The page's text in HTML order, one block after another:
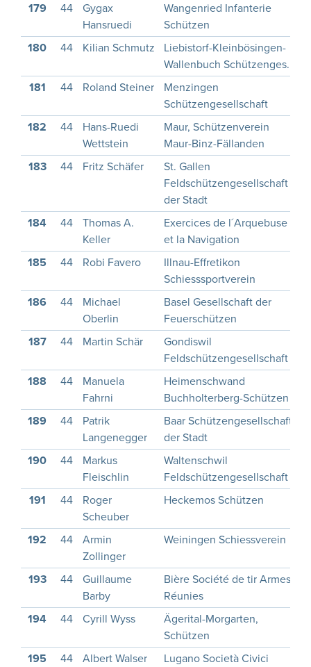
179 44
Gygax
Hansruedi
Wangenried Infanterie
Schützen
180 44 Kilian Schmutz
Liebistorf-Kleinbösingen-
Wallenbuch Schützenges.
181 44 Roland Steiner
Menzingen
Schützengesellschaft
182 44
Hans-Ruedi
Wettstein
Maur, Schützenverein
Maur-Binz-Fällanden
183 44 Fritz Schäfer
St. Gallen
Feldschützengesellschaft
der Stadt
184 44
Thomas A.
Keller
Exercices de l´Arquebuse
et la Navigation
185 44 Robi Favero
Illnau-Effretikon
Schiesssportverein
186 44
Michael
Oberlin
Basel Gesellschaft der
Feuerschützen
187 44 Martin Schär
Gondiswil
Feldschützengesellschaft
188 44
Manuela
Fahrni
Heimenschwand
Buchholterberg-Schützen
189 44
Patrik
Langenegger
Baar Schützengesellschaft
der Stadt
190 44
Markus
Fleischlin
Waltenschwil
Feldschützengesellschaft
191 44
Roger
Scheuber
Heckemos Schützen
192 44
Armin
Zollinger
Weiningen Schiessverein
193 44
Guillaume
Barby
Bière Société de tir Armes
Réunies
194 44 Cyrill Wyss
Ägerital-Morgarten,
Schützen
195 44 Albert Walser Lugano Società Civici